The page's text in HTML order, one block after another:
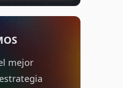
mejor